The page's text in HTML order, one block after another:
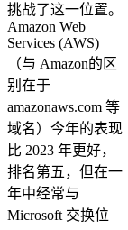
挑战了这一位置。
Amazon Web
Services (AWS)
（与 Amazon的区
别在于
amazonaws.com 等
域名）今年的表现
比 2023 年更好，
排名第五，但在一
年中经常与
Microsoft 交换位